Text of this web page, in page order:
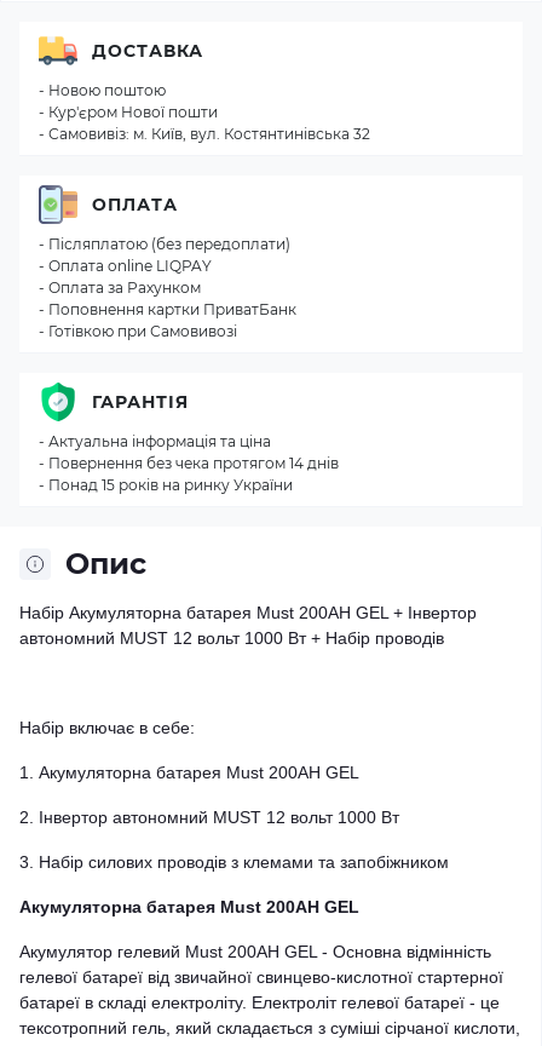
Опис
Набір Акумуляторна батарея Must 200AH GEL + Інвертор
автономний MUST 12 вольт 1000 Вт + Набір проводів
Набір включає в себе:
1. Акумуляторна батарея Must 200AH GEL
2. Інвертор автономний MUST 12 вольт 1000 Вт
3. Набір силових проводів з клемами та запобіжником
Акумуляторна батарея Must 200AH GEL
Акумулятор гелевий Must 200AH GEL - Основна відмінність
гелевої батареї від звичайної свинцево-кислотної стартерної
батареї в складі електроліту. Електроліт гелевої батареї - це
тексотропний гель, який складається з суміші сірчаної кислоти,
ДОСТАВКА
- Новою поштою
- Кур'єром Нової пошти
- Самовивіз: м. Київ, вул. Костянтинівська 32
ОПЛАТА
- Післяплатою (без передоплати)
- Оплата online LIQPAY
- Оплата за Рахунком
- Поповнення картки ПриватБанк
- Готівкою при Самовивозі
ГАРАНТІЯ
- Актуальна інформація та ціна
- Повернення без чека протягом 14 днів
- Понад 15 років на ринку України